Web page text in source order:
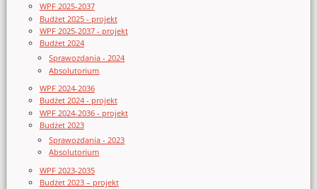
WPF 2025-2037
Budżet 2025 - projekt
WPF 2025-2037 - projekt
Budżet 2024
Sprawozdania - 2024
Absolutorium
WPF 2024-2036
Budżet 2024 - projekt
WPF 2024-2036 - projekt
Budżet 2023
Sprawozdania - 2023
Absolutorium
WPF 2023-2035
Budżet 2023 – projekt